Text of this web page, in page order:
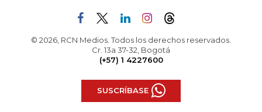
© 2026, RCN Medios. Todos los derechos reservados.
Cr. 13a 37-32, Bogotá
(+57) 1 4227600
SUSCRÍBASE